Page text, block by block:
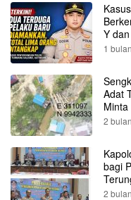
Y
1
Adat
2
bagi
2